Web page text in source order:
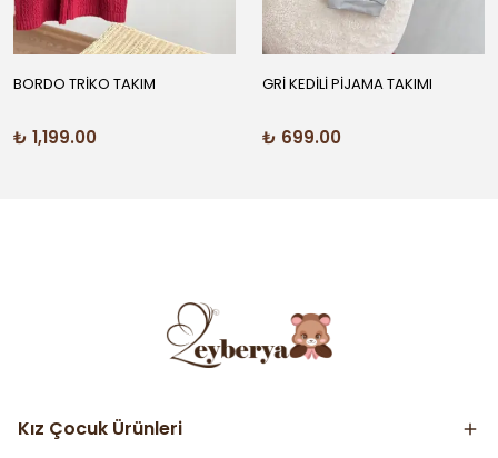
BORDO TRİKO TAKIM
₺ 1,199.00
GRİ KEDİLİ PİJAMA TAKIMI
₺ 699.00
Kız Çocuk Ürünleri